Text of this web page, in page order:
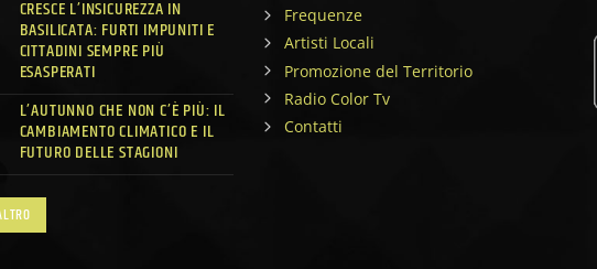
CRESCE L’INSICUREZZA IN
BASILICATA: FURTI IMPUNITI E
CITTADINI SEMPRE PIÙ
ESASPERATI
L’AUTUNNO CHE NON C’È PIÙ: IL
CAMBIAMENTO CLIMATICO E IL
FUTURO DELLE STAGIONI
Frequenze
Artisti Locali
Promozione del Territorio
Radio Color Tv
Contatti